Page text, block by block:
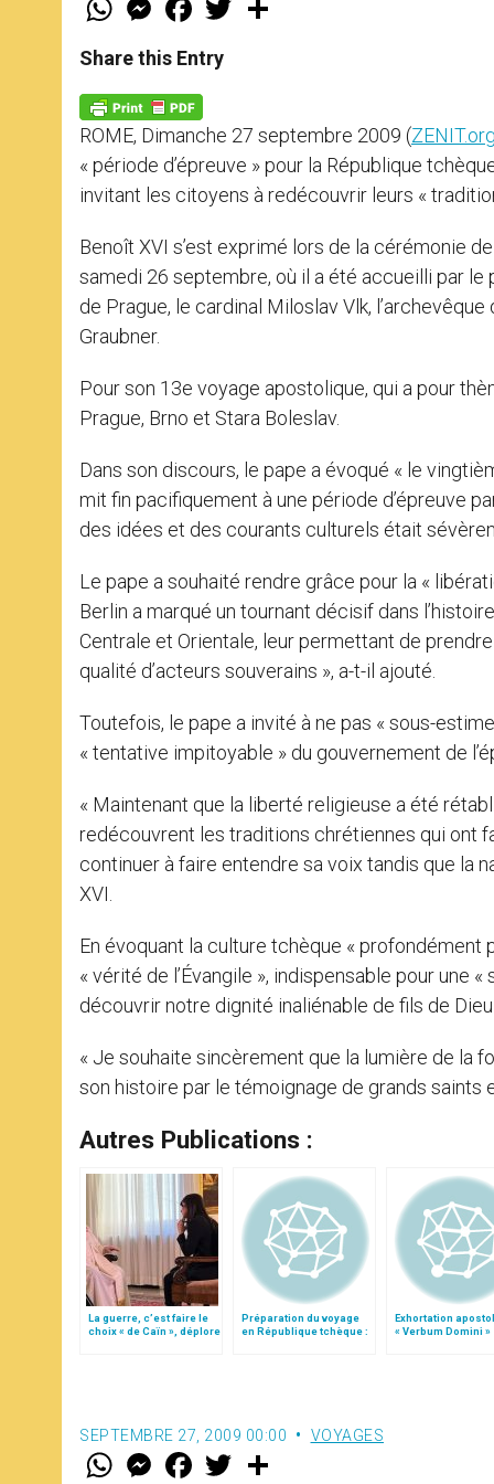
t
s
p
p
e
s
e
g
e
r
a
e
b
k
w
Share this Entry
ROME, Dimanche 27 septembre 2009 (ZENIT.org
« période d’épreuve » pour la République
invitant les citoyens à redécouvrir leurs «
Benoît XVI s’est exprimé lors de la cérémonie
samedi 26 septembre, où il a été accueilli par le
de Prague, le cardinal Miloslav Vlk,
Graubner.
Pour son 13e voyage apostolique, qui a pour
Prague, Brno et Stara Boleslav.
Dans son discours, le pape a évoqué « le
mit fin pacifiquement à une période d’épreuve
des idées et des courants culturels était
Le pape a souhaité rendre grâce pour la «
Berlin a marqué un tournant décisif dans
Centrale et Orientale, leur permettant de
qualité d’acteurs souverains », a-t-il ajouté.
Toutefois, le pape a invité à ne pas « sous-
« tentative impitoyable » du gouvernement de
« Maintenant que la liberté religieuse a été
redécouvrent les traditions chrétiennes qui ont
continuer à faire entendre sa voix tandis que la
XVI.
En évoquant la culture tchèque «
« vérité de l’Évangile », indispensable pour une
découvrir notre dignité inaliénable de fils de Dieu
« Je souhaite sincèrement que la lumière de la
son histoire par le témoignage de grands saints
Autres Publications :
La guerre, c’est faire le
choix « de Caïn », déplore
Préparation du voyage
en République tchèque :
Exhortation
« Verbum Domini »
SEPTEMBRE 27, 2009 00:00 VOYAGES
W M
e
F
a w